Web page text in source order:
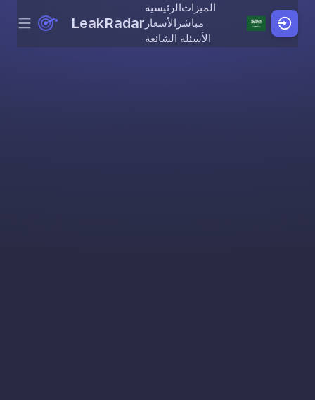
Skip to content
Menu LeakRadar
الرئيسيةالميزات
الأسعار مباشر
الأسئلة الشائعة